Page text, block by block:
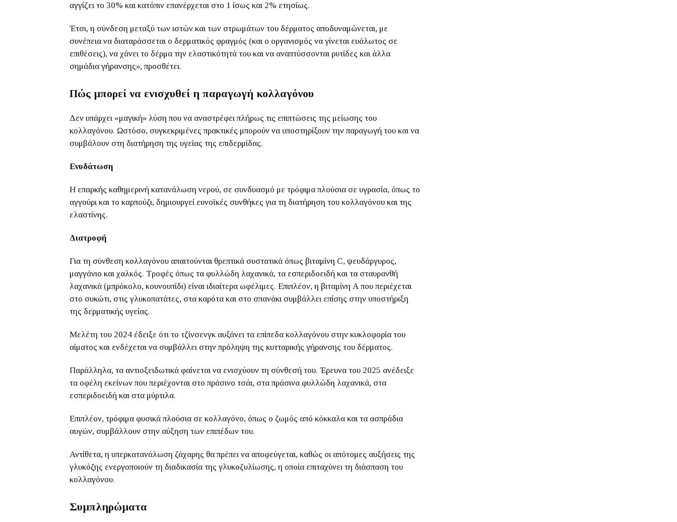
αγγίζει το 30% και κατόπιν επανέρχεται στο 1 ίσως και 2% ετησίως.
Έτσι, η σύνδεση μεταξύ των ιστών και των στρωμάτων του δέρματος αποδυναμώνεται, με
συνέπεια να διαταράσσεται ο δερματικός φραγμός (και ο οργανισμός να γίνεται ευάλωτος σε
επιθέσεις), να χάνει το δέρμα την ελαστικότητά του και να αναπτύσσονται ρυτίδες και άλλα
σημάδια γήρανσης», προσθέτει.
Πώς μπορεί να ενισχυθεί η παραγωγή κολλαγόνου
Δεν υπάρχει «μαγική» λύση που να αναστρέφει πλήρως τις επιπτώσεις της μείωσης του
κολλαγόνου. Ωστόσο, συγκεκριμένες πρακτικές μπορούν να υποστηρίξουν την παραγωγή του και να
συμβάλουν στη διατήρηση της υγείας της επιδερμίδας.
Ενυδάτωση
Η επαρκής καθημερινή κατανάλωση νερού, σε συνδυασμό με τρόφιμα πλούσια σε υγρασία, όπως το
αγγούρι και το καρπούζι, δημιουργεί ευνοϊκές συνθήκες για τη διατήρηση του κολλαγόνου και της
ελαστίνης.
Διατροφή
Για τη σύνθεση κολλαγόνου απαιτούνται θρεπτικά συστατικά όπως βιταμίνη C, ψευδάργυρος,
μαγγάνιο και χαλκός. Τροφές όπως τα φυλλώδη λαχανικά, τα εσπεριδοειδή και τα σταυρανθή
λαχανικά (μπρόκολο, κουνουπίδι) είναι ιδιαίτερα ωφέλιμες. Επιπλέον, η βιταμίνη Α που περιέχεται
στο συκώτι, στις γλυκοπατάτες, στα καρότα και στο σπανάκι συμβάλλει επίσης στην υποστήριξη
της δερματικής υγείας.
Μελέτη του 2024 έδειξε ότι το τζίνσενγκ αυξάνει τα επίπεδα κολλαγόνου στην κυκλοφορία του
αίματος και ενδέχεται να συμβάλλει στην πρόληψη της κυτταρικής γήρανσης του δέρματος.
Παράλληλα, τα αντιοξειδωτικά φαίνεται να ενισχύουν τη σύνθεσή του. Έρευνα του 2025 ανέδειξε
τα οφέλη εκείνων που περιέχονται στο πράσινο τσάι, στα πράσινα φυλλώδη λαχανικά, στα
εσπεριδοειδή και στα μύρτιλα.
Επιπλέον, τρόφιμα φυσικά πλούσια σε κολλαγόνο, όπως ο ζωμός από κόκκαλα και τα ασπράδια
αυγών, συμβάλλουν στην αύξηση των επιπέδων του.
Αντίθετα, η υπερκατανάλωση ζάχαρης θα πρέπει να αποφεύγεται, καθώς οι απότομες αυξήσεις της
γλυκόζης ενεργοποιούν τη διαδικασία της γλυκοζυλίωσης, η οποία επιταχύνει τη διάσπαση του
κολλαγόνου.
Συμπληρώματα